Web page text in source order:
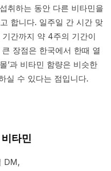
취하는 동안 다른 비타민을
합니다. 일주일 간 시간 맞
간까지 약 4주의 기간이
장점은 한국에서 한때 열
’과 비타민 함량은 비슷한
실 수 있다는 점입니다.
타민